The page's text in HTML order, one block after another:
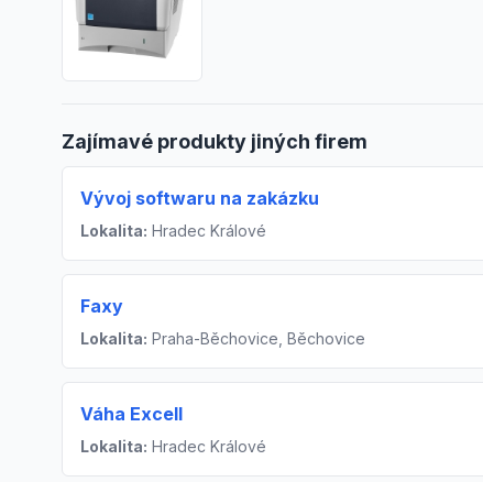
Zajímavé produkty jiných firem
Vývoj softwaru na zakázku
Lokalita: Hradec Králové
Faxy
Lokalita: Praha-Běchovice, Běchovice
Váha Excell
Lokalita: Hradec Králové